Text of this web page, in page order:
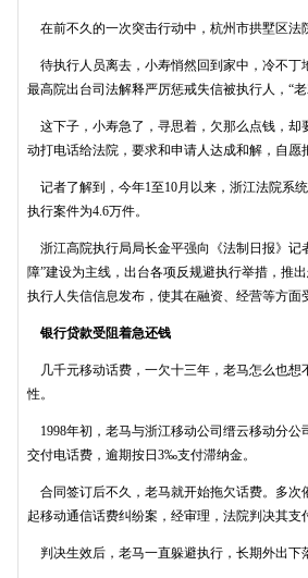
在前不久的一次突击行动中，杭州市拱墅区法
待执行人员离去，小寿悄然回到家中，冷不丁
最高院出台司法解释严厉惩戒失信被执行人，“
这下子，小寿急了，寻思着，欠那么点钱，却
动打电话给法院，要求和申请人达成和解，自愿
记者了解到，今年1至10月以来，浙江法院系
执行案件为4.6万件。
浙江高院执行局局长金平强向《法制日报》记
障”建设为主线，出台各项反规避执行举措，推
执行人失信信息发布，使其在融资、经营等方面
银行贷款受阻着急还钱
几千元移动话费，一欠十三年，老马怎么也想
性。
1998年初，老马与浙江移动公司缙云移动分公
交付电话费，逾期按日3‰支付滞纳金。
合同签订后不久，老马就开始拖欠话费。多次
起移动通信话费纠纷案，经审理，法院判决其支
判决生效后，老马一直躲避执行，长期外出下